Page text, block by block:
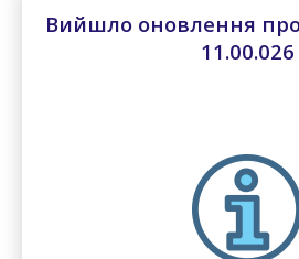
Вийшло оновлення
11.00.026